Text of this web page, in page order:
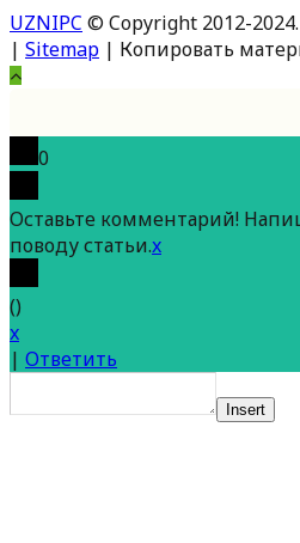
UZNIPC © Copyright 2012-
| Sitemap | Копировать
Вверх
0
Оставьте комментарий!
поводу статьи.x
()
x
| Ответить
Insert